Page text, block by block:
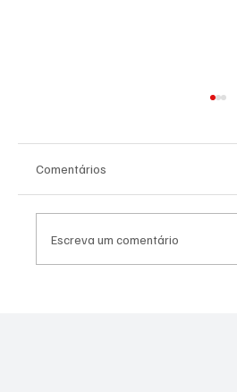
Comentários
Escreva um comentário